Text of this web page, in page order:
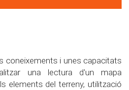
coneixements i unes capacitats
una lectura d'un mapa
elements del terreny, utilització